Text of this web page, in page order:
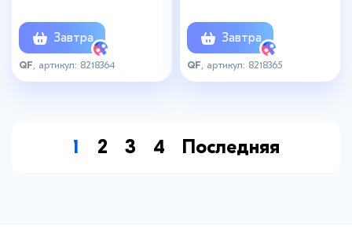
Завтра
QF , артикул: 8218364
Завтра
QF , артикул: 8218365
1 2 3 4 Последняя